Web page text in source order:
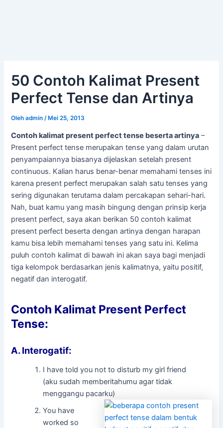
50 Contoh Kalimat Present
Perfect Tense dan Artinya
Olehadmin /Mei 25, 2013
Contoh kalimat present perfect tense beserta artinya –
Present perfect tense merupakan tense yang dalam urutan
penyampaiannya biasanya dijelaskan setelah present
continuous. Kalian harus benar-benar memahami tenses ini
karena present perfect merupakan salah satu tenses yang
sering digunakan terutama dalam percakapan sehari-hari.
Nah, buat kamu yang masih bingung dengan prinsip kerja
present perfect, saya akan berikan 50 contoh kalimat
present perfect beserta dengan artinya dengan harapan
kamu bisa lebih memahami tenses yang satu ini. Kelima
puluh contoh kalimat di bawah ini akan saya bagi menjadi
tiga kelompok berdasarkan jenis kalimatnya, yaitu positif,
negatif dan interogatif.
Contoh Kalimat Present Perfect
Tense:
A. Interogatif:
I have told you not to disturb my girl friend
(aku sudah memberitahumu agar tidak
menggangu pacarku)
You have
worked so